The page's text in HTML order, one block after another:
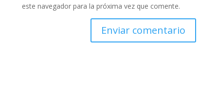
este navegador para la próxima vez que comente.